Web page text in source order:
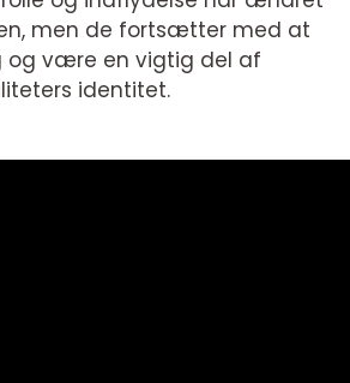
men de fortsætter med at
og være en vigtig del af
identitet.